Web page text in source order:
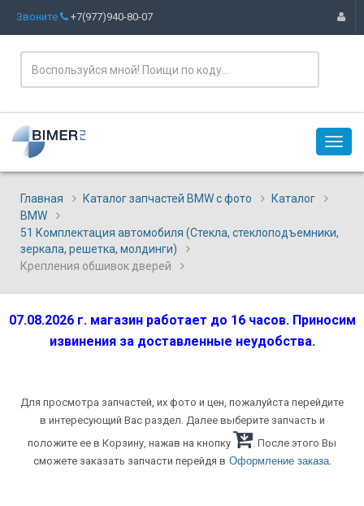
Звоните +7(977)940-80-07
Главная Каталог запчастей BMW с фото
Каталог
BMW
51 Комплектация автомобиля (Стекла, стеклоподъемники,
зеркала, решетка, молдинги)
Крепления обшивок дверей
07.08.2026 г. магазин работает до 16 часов. Приносим
извинения за доставленные неудобства.
Для просмотра запчастей, их фото и цен, пожалуйста перейдите
в интересующий Вас раздел. Далее выберите запчасть и
положите ее в Корзину, нажав на кнопку
. После этого Вы
сможете заказать запчасти перейдя в Оформление заказа.